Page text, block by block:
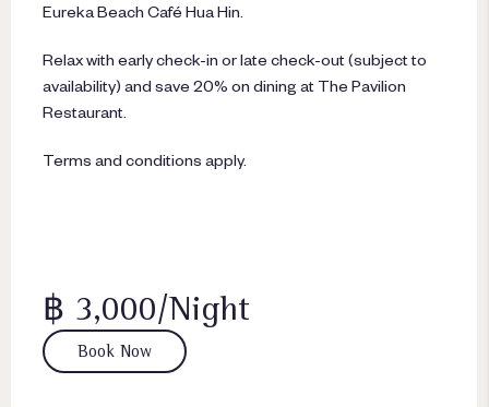
Eureka Beach Café Hua Hin.
Relax with early check-in or late check-out (subject to
availability) and save 20% on dining at The Pavilion
Restaurant.
Terms and conditions apply.
Book Now
฿ 3,000/Night